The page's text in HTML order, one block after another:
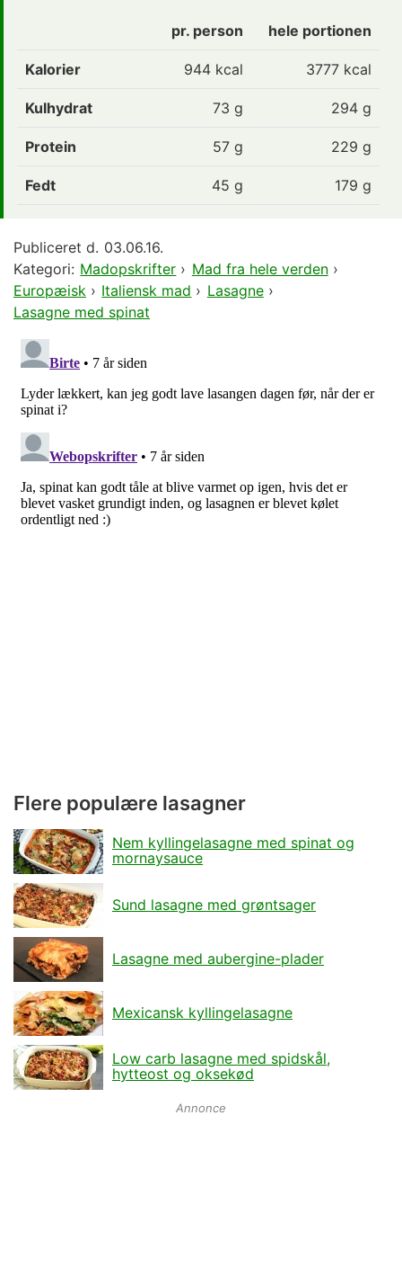
pr. person hele portionen
Kalorier 944 kcal 3777 kcal
Kulhydrat 73 g 294 g
Protein 57 g 229 g
Fedt 45 g 179 g
Publiceret d. 03.06.16.
Kategori: Madopskrifter › Mad fra hele verden›
Europæisk › Italiensk mad › Lasagne›
Lasagne med spinat
Flere populære lasagner
Nem kyllingelasagne med spinat og
mornaysauce
Sund lasagne med grøntsager
Lasagne med aubergine-plader
Mexicansk kyllingelasagne
Low carb lasagne med spidskål,
hytteost og oksekød
Annonce